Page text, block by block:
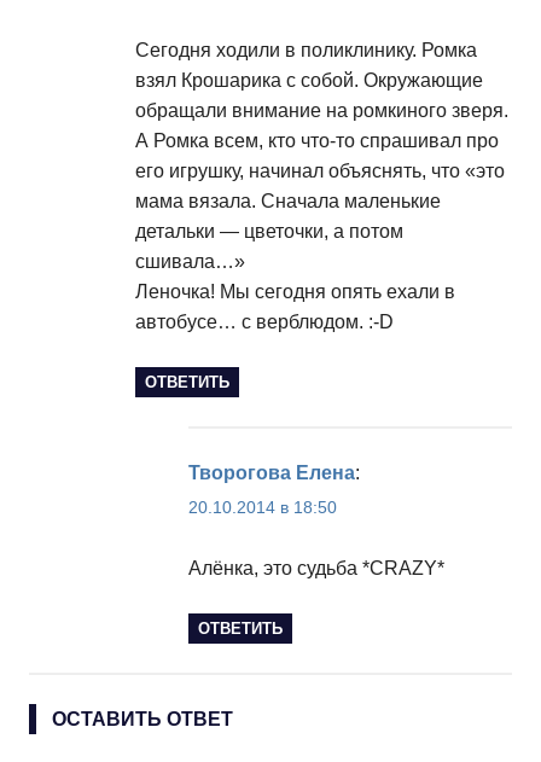
Сегодня ходили в поликлинику. Ромка
взял Крошарика с собой. Окружающие
обращали внимание на ромкиного зверя.
А Ромка всем, кто что-то спрашивал про
его игрушку, начинал объяснять, что «это
мама вязала. Сначала маленькие
детальки — цветочки, а потом
сшивала…»
Леночка! Мы сегодня опять ехали в
автобусе… с верблюдом. :-D
ОТВЕТИТЬ
Творогова Елена:
20.10.2014 в 18:50
Алёнка, это судьба *CRAZY*
ОТВЕТИТЬ
ОСТАВИТЬ ОТВЕТ